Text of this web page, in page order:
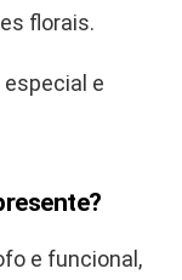
florais.
e
e funcional,